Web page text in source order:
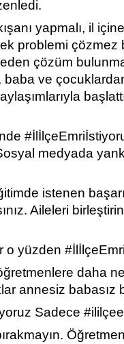
yapmalı, il
problemi çözmez
çözüm
baba ve
medyada
istenen
Aileleri
o yüzden
daha
annesiz babasız
Sadece